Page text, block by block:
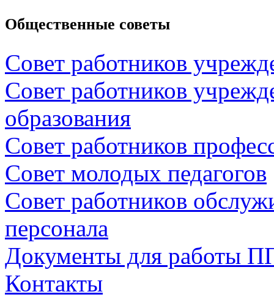
Общественные советы
Совет работников
Совет работников
образования
Совет работников
Совет молодых педагогов
Совет работников
персонала
Документы для работы
Контакты